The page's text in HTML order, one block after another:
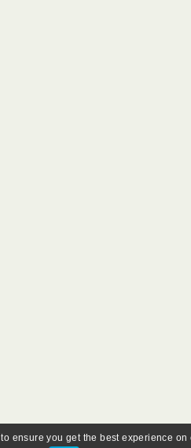
to ensure you get the best experience on